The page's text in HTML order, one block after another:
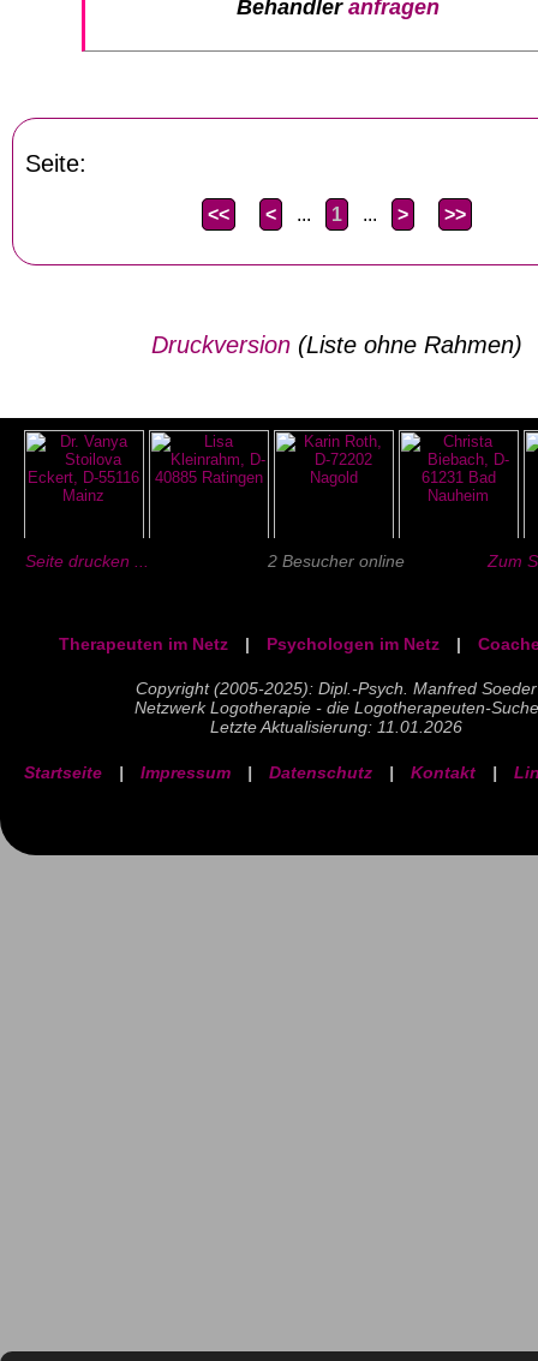
Behandler anfragen
Seite:
<< < ... 1 ... > >>
Druckversion(Liste ohne Rahmen)
Seite drucken ... 2 Besucher online Zum
Therapeuten im Netz | Psychologen im Netz |
Copyright (2005-2025): Dipl.-Psych. Manfred Soeder
Netzwerk Logotherapie - die Logotherapeuten-Suche
Letzte Aktualisierung: 11.01.2026
Startseite | Impressum | Datenschutz | Kontakt |